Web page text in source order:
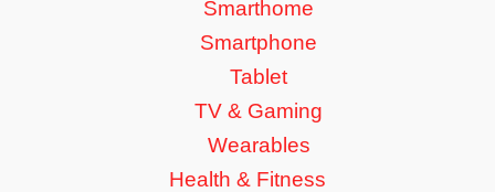
Smarthome
Smartphone
Tablet
TV & Gaming
Wearables
Health & Fitness